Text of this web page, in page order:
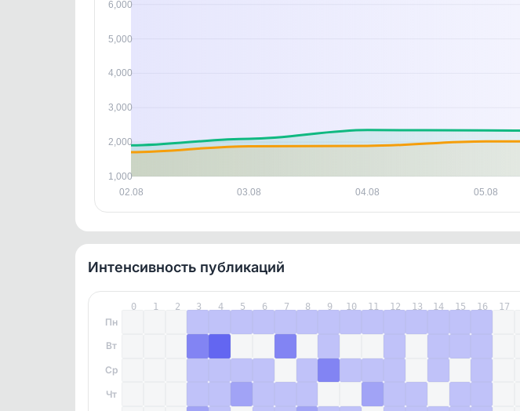
02.08 03.08 04.08 05.08
6,000
5,000
4,000
3,000
2,000
1,000
Интенсивность публикаций
0 1 2 3 4 5 6 7 8 9 10 11 12 13 14 15 16 17
Пн
Вт
Ср
Чт